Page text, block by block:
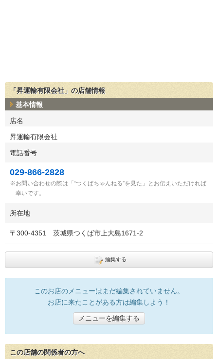
「昇運輸有限会社」の店舗情報
基本情報
店名
昇運輸有限会社
電話番号
029-866-2828
お問い合わせの際は「“つくばちゃんねる”を見た」とお伝えいただければ
幸いです。
所在地
〒 300-4351 茨城県つくば市上大島1671-2
編集する
このお店のメニューはまだ編集されていません。
お店に来たことがある方は編集しよう！
メニューを編集する
この店舗の関係者の方へ